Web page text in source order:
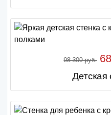
98 300 руб.
Детская